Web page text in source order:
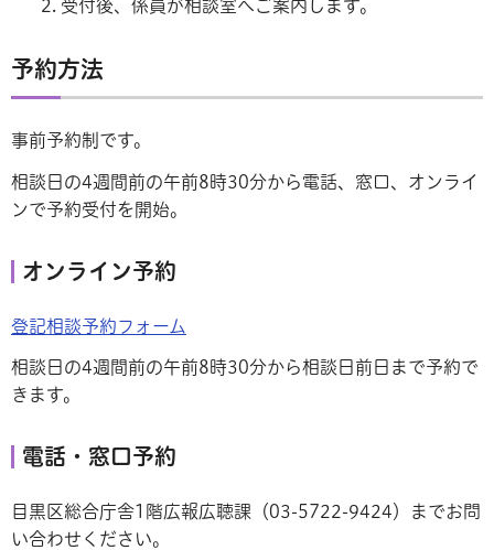
受付後、係員が相談室へご案内します。
予約方法
事前予約制です。
相談日の4週間前の午前8時30分から電話、窓口、オンライ
ンで予約受付を開始。
オンライン予約
登記相談予約フォーム
相談日の4週間前の午前8時30分から相談日前日まで予約で
きます。
電話・窓口予約
目黒区総合庁舎1階広報広聴課（03-5722-9424）までお問
い合わせください。